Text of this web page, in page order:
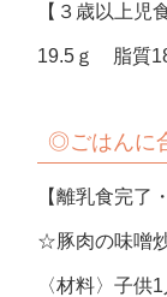
【３歳以上
19.5ｇ 脂質
◎ごはんに
【離乳食完了
☆豚肉の味噌
〈材料〉子供1